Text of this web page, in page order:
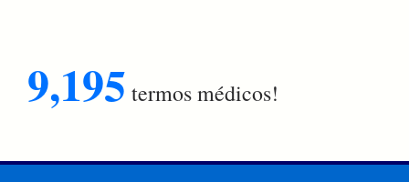
9,195 termos médicos!